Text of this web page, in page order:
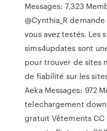
Messages: 7,323
@Cynthia_R
vous avez testés. Les
sims4updates sont
pour trouver de sites
de fiabilité sur les
Aeka Messages: 972
telechargement
gratuit Vêtements CC